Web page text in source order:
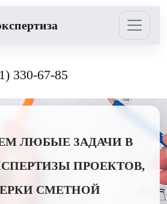
330-67-85
ЛЮБЫЕ ЗАДАЧИ В
ПРОЕКТОВ,
СМЕТНОЙ